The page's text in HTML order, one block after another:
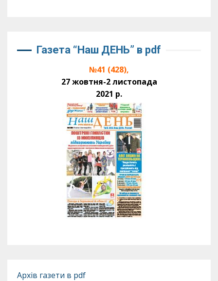
Газета “Наш ДЕНЬ” в pdf
№41 (428),
27 жовтня-2 листопада
2021 р.
Архів газети в pdf